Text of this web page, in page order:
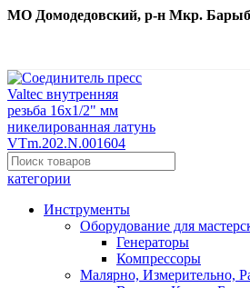
МО Домодедовский, р-н Мкр.
категории
Инструменты
Оборудование для
Генераторы
Компрессоры
Малярно, Измерительно,